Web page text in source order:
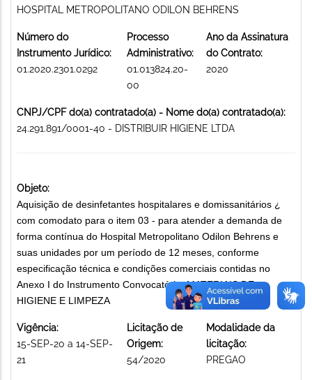
HOSPITAL METROPOLITANO ODILON BEHRENS
Número do
Instrumento Jurídico:
01.2020.2301.0292
Processo
Administrativo:
01.013824.20-
00
Ano da Assinatura
do Contrato:
2020
CNPJ/CPF do(a) contratado(a) - Nome do(a) contratado(a):
24.291.891/0001-40 - DISTRIBUIR HIGIENE LTDA
Objeto:
Aquisição de desinfetantes hospitalares e domissanitários ¿
com comodato para o item 03 - para atender a demanda de
forma contínua do Hospital Metropolitano Odilon Behrens e
suas unidades por um período de 12 meses, conforme
especificação técnica e condições comerciais contidas no
Anexo I do Instrumento Convocatório. MATERIAIS DE
HIGIENE E LIMPEZA
Vigência:
15-SEP-20 a 14-SEP-
21
Licitação de
Origem:
54/2020
Modalidade da
licitação:
PREGAO